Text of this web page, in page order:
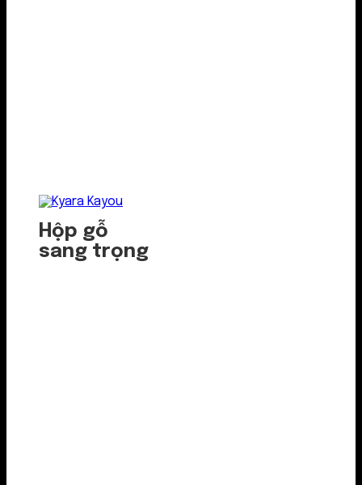
Hộp gỗ
sang trọng